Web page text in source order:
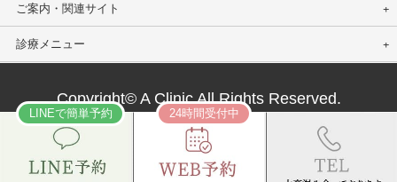
ご案内・関連サイト
診療メニュー
LINEで簡単予約 24時間受付中
Copyright© A Clinic All Rights Reserved.